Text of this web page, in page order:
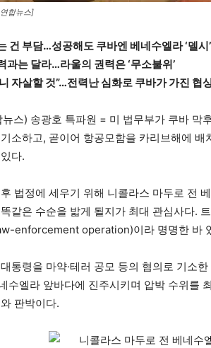
합뉴스]
건 부담…성공해도 쿠바엔 베네수엘라 ‘델시
과는 달라…라울의 권력은 ‘무소불위’
자살할 것”…전력난 심화로 쿠바가 가진 협
스) 송광호 특파원 = 미 법무부가 쿠바 막
소하고, 곧이어 항공모함을 카리브해에
다.
법정에 세우기 위해 니콜라스 마두로 전
같은 수순을 밟게 될지가 최대 관심사다.
enforcement operation)이라 명명한 바
통령을 마약·테러 공모 등의 혐의로 기소
수엘라 앞바다에 진주시키며 압박 수위를
판박이다.